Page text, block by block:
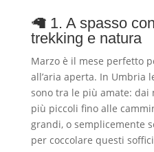
🦙 1. A spasso
trekking e natura
Marzo è il mese perfetto
all’aria aperta. In Umbria
sono tra le più amate:
più piccoli fino alle
grandi, o semplicemente
per coccolare questi